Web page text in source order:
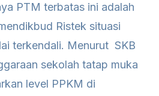
PTM terbatas ini adalah
Ristek situasi
terkendali. Menurut SKB
sekolah tatap muka
level PPKM di